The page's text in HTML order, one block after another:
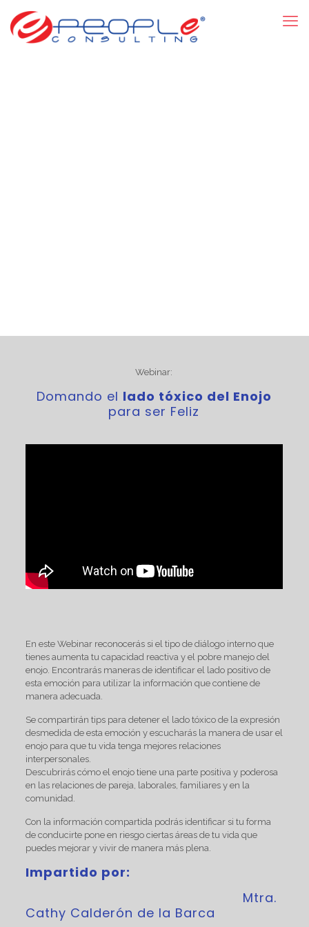
Webinar:
Domando el lado tóxico del Enojo
para ser Feliz
En este Webinar reconocerás si el tipo de diálogo interno que
tienes aumenta tu capacidad reactiva y el pobre manejo del
enojo. Encontrarás maneras de identificar el lado positivo de
esta emoción para utilizar la información que contiene de
manera adecuada.
Se compartirán tips para detener el lado tóxico de la expresión
desmedida de esta emoción y escucharás la manera de usar el
enojo para que tu vida tenga mejores relaciones
interpersonales.
Descubrirás cómo el enojo tiene una parte positiva y poderosa
en las relaciones de pareja, laborales, familiares y en la
comunidad.
Con la información compartida podrás identificar si tu forma
de conducirte pone en riesgo ciertas áreas de tu vida que
puedes mejorar y vivir de manera más plena.
Impartido por:
Mtra.
Cathy Calderón de la Barca